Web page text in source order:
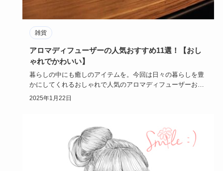
雑貨
アロマディフューザーの人気おすすめ11選！【おし
ゃれでかわいい】
暮らしの中にも癒しのアイテムを。今回は日々の暮らしを豊
かにしてくれるおしゃれで人気のアロマディフューザーおす
すめ11選を紹…
2025年1月22日